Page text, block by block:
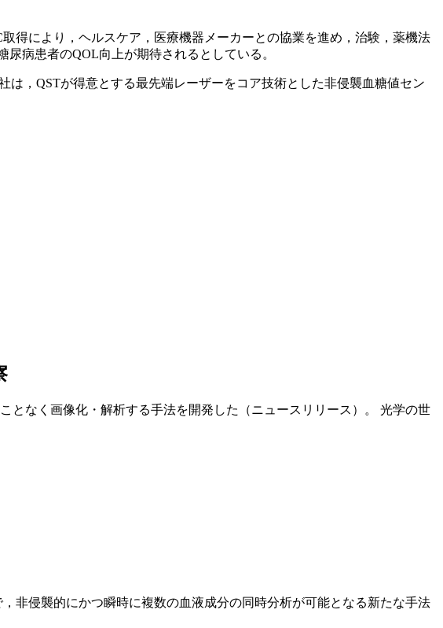
得により，ヘルスケア，医療機器メーカーとの協業を進め，治験，薬機法
病患者のQOL向上が期待されるとしている。
，QSTが得意とする最先端レーザーをコア技術とした非侵襲血糖値セン
となく画像化・解析する手法を開発した（ニュースリリース）。 光学の世
非侵襲的にかつ瞬時に複数の血液成分の同時分析が可能となる新たな手法